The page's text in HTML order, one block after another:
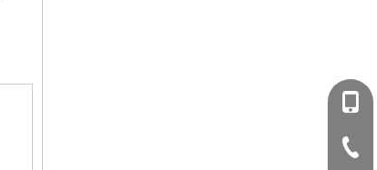
+86-